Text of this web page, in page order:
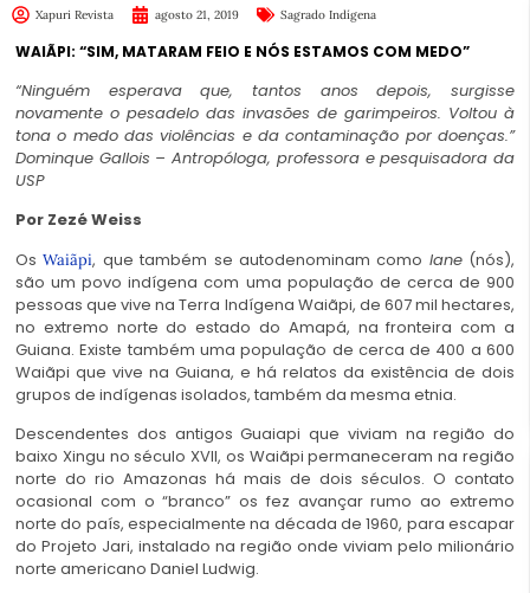
Xapuri Revista agosto 21, 2019 Sagrado Indígena
WAIÃPI: “SIM, MATARAM FEIO E NÓS ESTAMOS COM MEDO”
“Ninguém esperava que, tantos anos depois, surgisse
novamente o pesadelo das invasões de garimpeiros. Voltou à
tona o medo das violências e da contaminação por doenças.”
Dominque Gallois – Antropóloga, professora e pesquisadora da
USP
Por Zezé Weiss
OsWaiãpi, que também se autodenominam como Iane(nós),
são um povo indígena com uma população de cerca de 900
pessoas que vive na Terra Indígena Waiãpi, de 607 mil hectares,
no extremo norte do estado do Amapá, na fronteira com a
Guiana. Existe também uma população de cerca de 400 a 600
Waiãpi que vive na Guiana, e há relatos da existência de dois
grupos de indígenas isolados, também da mesma etnia.
Descendentes dos antigos Guaiapi que viviam na região do
baixo Xingu no século XVII, os Waiãpi permaneceram na região
norte do rio Amazonas há mais de dois séculos. O contato
ocasional com o “branco” os fez avançar rumo ao extremo
norte do país, especialmente na década de 1960, para escapar
do Projeto Jari, instalado na região onde viviam pelo milionário
norte americano Daniel Ludwig.